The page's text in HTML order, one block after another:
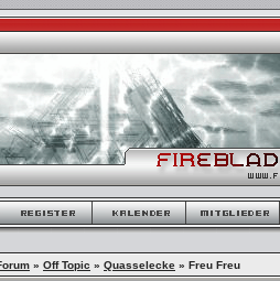
» Off Topic » Quasselecke » Freu Freu